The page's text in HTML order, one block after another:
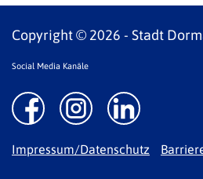
Copyright © 2026 - Stadt
Social Media Kanäle
Impressum/Datenschutz